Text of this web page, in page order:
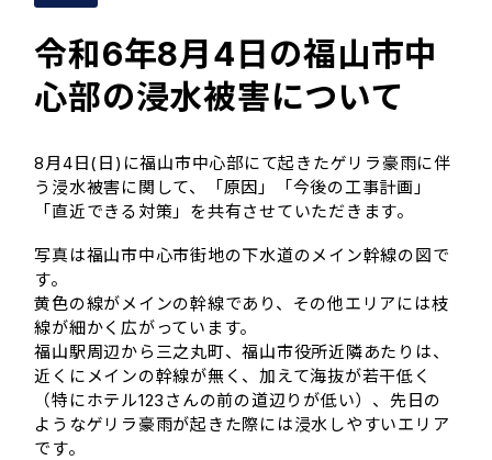
令和6年8月4日の福山市中
心部の浸水被害について
8月4日(日)に福山市中心部にて起きたゲリラ豪雨に伴
う浸水被害に関して、「原因」「今後の工事計画」
「直近できる対策」を共有させていただきます。
写真は福山市中心市街地の下水道のメイン幹線の図で
す。
黄色の線がメインの幹線であり、その他エリアには枝
線が細かく広がっています。
福山駅周辺から三之丸町、福山市役所近隣あたりは、
近くにメインの幹線が無く、加えて海抜が若干低く
（特にホテル123さんの前の道辺りが低い）、先日の
ようなゲリラ豪雨が起きた際には浸水しやすいエリア
です。